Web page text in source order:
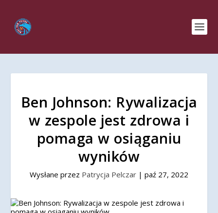
Ben Johnson: Rywalizacja
w zespole jest zdrowa i
pomaga w osiąganiu
wyników
Wysłane przez Patrycja Pelczar | paź 27, 2022